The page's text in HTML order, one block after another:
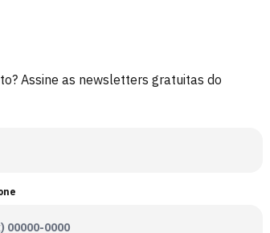
Assine as newsletters gratuitas do